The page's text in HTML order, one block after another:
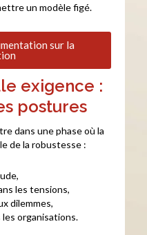
un modèle figé.
sur la
exigence :
postures
dans une phase où la
de la robustesse :
les tensions,
dilemmes,
organisations.